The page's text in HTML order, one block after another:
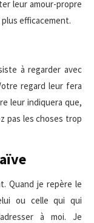
leur amour-propre
efficacement.
à regarder avec
regard leur fera
leur indiquera que,
pas les choses trop
Quand je repère le
ou celle qui qui
à moi. Je